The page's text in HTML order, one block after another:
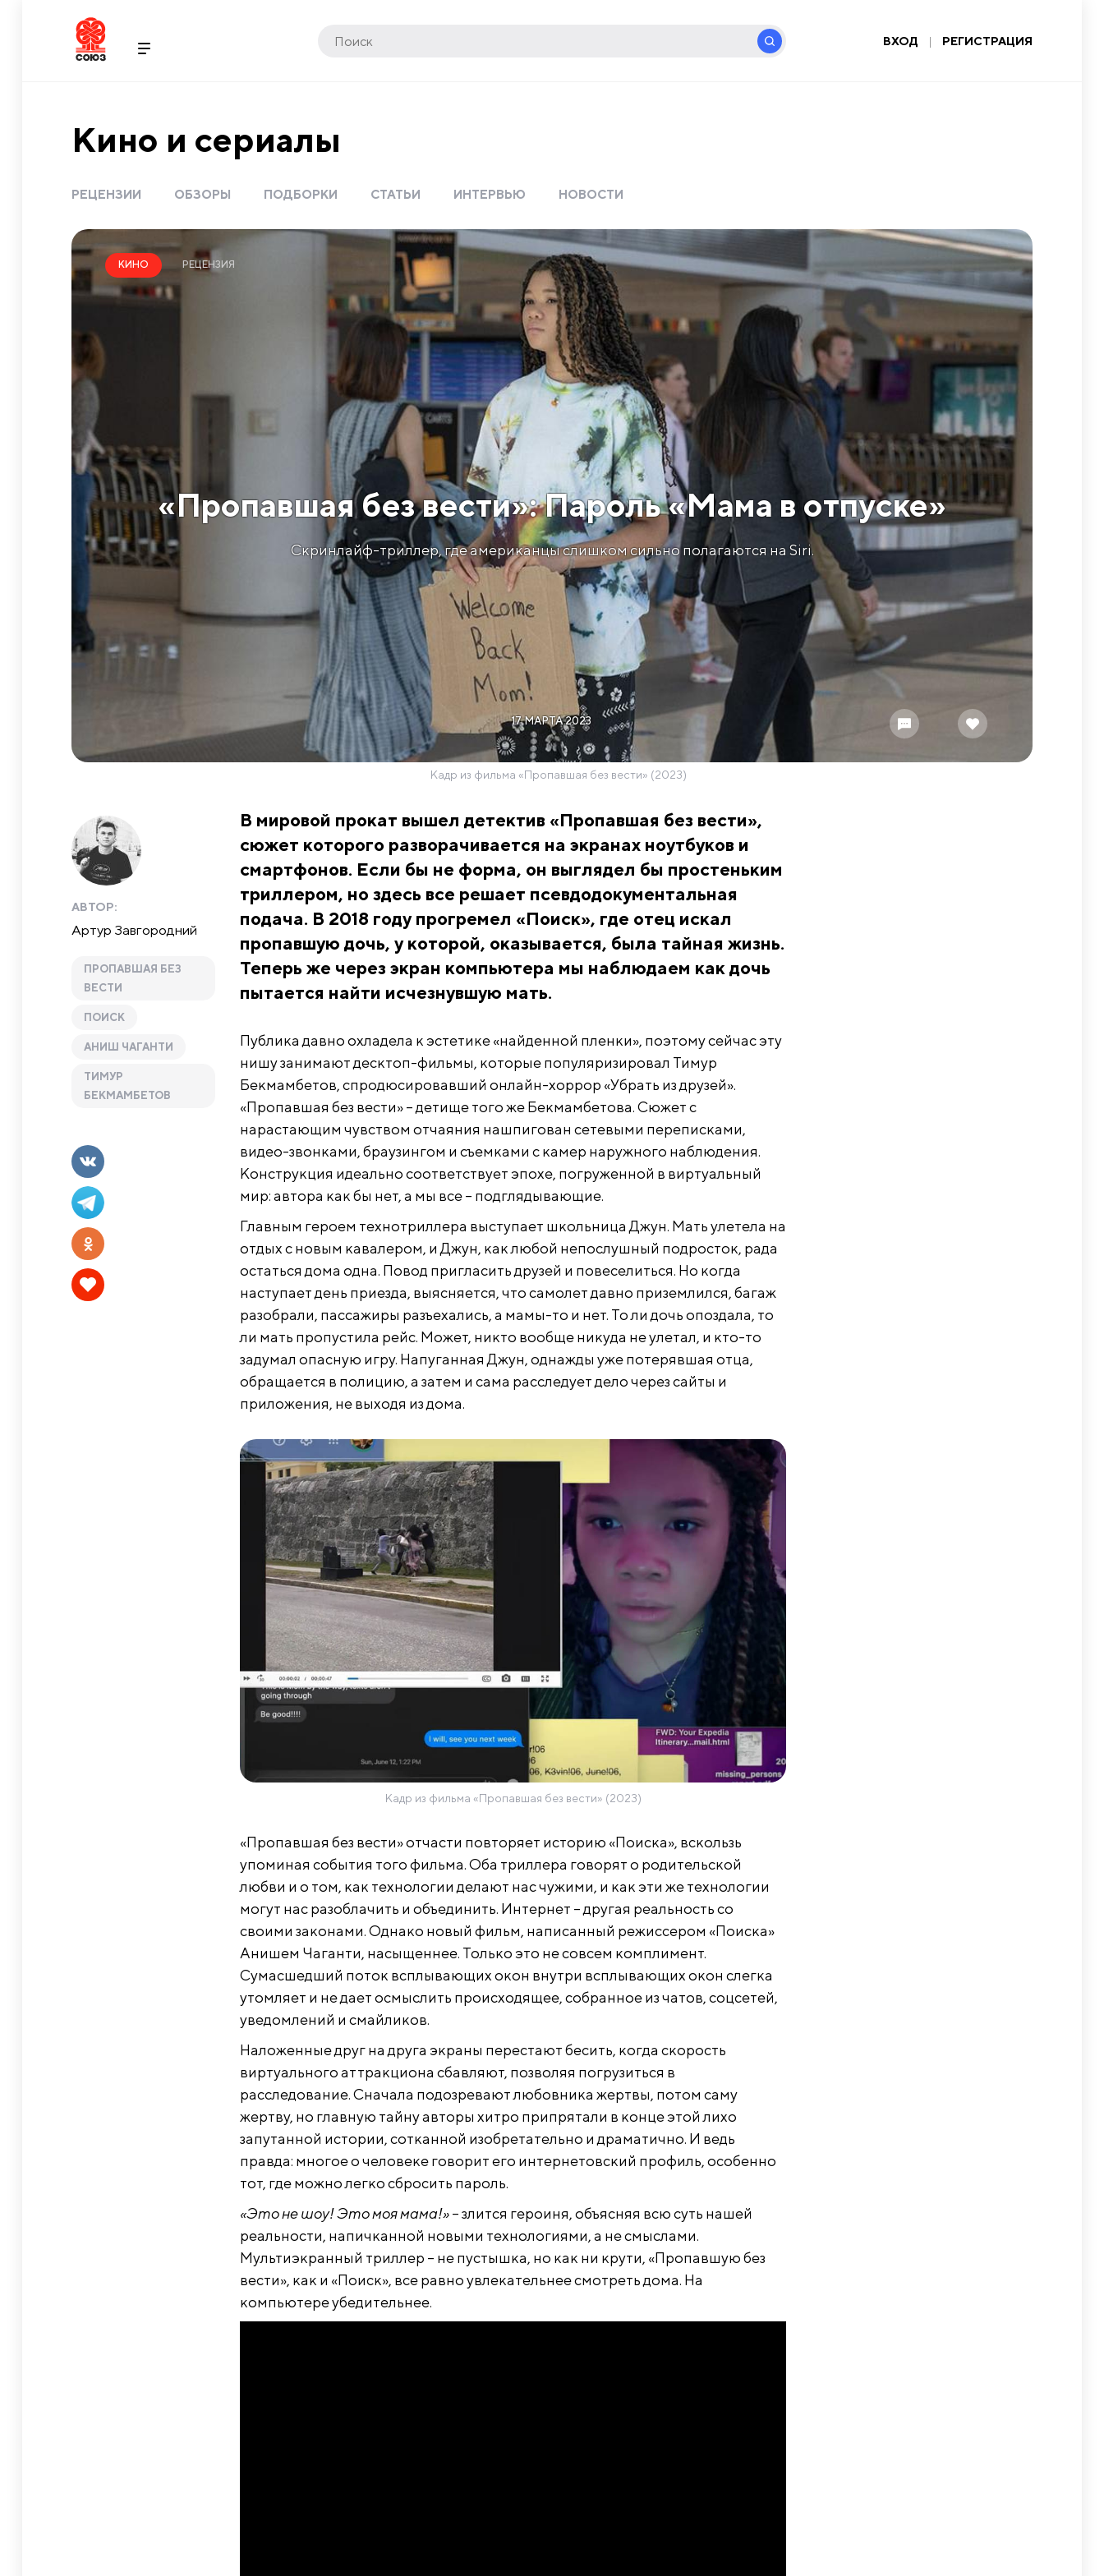
ВХОД | РЕГИСТРАЦИЯ
Кино и сериалы
РЕЦЕНЗИИ ОБЗОРЫ ПОДБОРКИ СТАТЬИ ИНТЕРВЬЮ НОВОСТИ
​«Пропавшая без вести»: Пароль «Мама в отпуске»
Скринлайф-триллер, где американцы слишком сильно полагаются на Siri.
КИНО РЕЦЕНЗИЯ
17 МАРТА 2023
Кадр из фильма «Пропавшая без вести» (2023)
АВТОР:
Артур Завгородний
ПРОПАВШАЯ БЕЗ
ВЕСТИ
ПОИСК
АНИШ ЧАГАНТИ
ТИМУР
БЕКМАМБЕТОВ
В мировой прокат вышел детектив «Пропавшая без вести»,
сюжет которого разворачивается на экранах ноутбуков и
смартфонов. Если бы не форма, он выглядел бы простеньким
триллером, но здесь все решает псевдодокументальная
подача. В 2018 году прогремел «Поиск», где отец искал
пропавшую дочь, у которой, оказывается, была тайная жизнь.
Теперь же через экран компьютера мы наблюдаем как дочь
пытается найти исчезнувшую мать.
Публика давно охладела к эстетике «найденной пленки», поэтому сейчас эту
нишу занимают десктоп-фильмы, которые популяризировал Тимур
Бекмамбетов, спродюсировавший онлайн-хоррор «Убрать из друзей».
«Пропавшая без вести» – детище того же Бекмамбетова. Сюжет с
нарастающим чувством отчаяния нашпигован сетевыми переписками,
видео-звонками, браузингом и съемками с камер наружного наблюдения.
Конструкция идеально соответствует эпохе, погруженной в виртуальный
мир: автора как бы нет, а мы все – подглядывающие.
Главным героем технотриллера выступает школьница Джун. Мать улетела на
отдых с новым кавалером, и Джун, как любой непослушный подросток, рада
остаться дома одна. Повод пригласить друзей и повеселиться. Но когда
наступает день приезда, выясняется, что самолет давно приземлился, багаж
разобрали, пассажиры разъехались, а мамы-то и нет. То ли дочь опоздала, то
ли мать пропустила рейс. Может, никто вообще никуда не улетал, и кто-то
задумал опасную игру. Напуганная Джун, однажды уже потерявшая отца,
обращается в полицию, а затем и сама расследует дело через сайты и
приложения, не выходя из дома.
Кадр из фильма «Пропавшая без вести» (2023)
«Пропавшая без вести» отчасти повторяет историю «Поиска», вскользь
упоминая события того фильма. Оба триллера говорят о родительской
любви и о том, как технологии делают нас чужими, и как эти же технологии
могут нас разоблачить и объединить. Интернет – другая реальность со
своими законами. Однако новый фильм, написанный режиссером «Поиска»
Анишем Чаганти, насыщеннее. Только это не совсем комплимент.
Сумасшедший поток всплывающих окон внутри всплывающих окон слегка
утомляет и не дает осмыслить происходящее, собранное из чатов, соцсетей,
уведомлений и смайликов.
Наложенные друг на друга экраны перестают бесить, когда скорость
виртуального аттракциона сбавляют, позволяя погрузиться в
расследование. Сначала подозревают любовника жертвы, потом саму
жертву, но главную тайну авторы хитро припрятали в конце этой лихо
запутанной истории, сотканной изобретательно и драматично. И ведь
правда: многое о человеке говорит его интернетовский профиль, особенно
тот, где можно легко сбросить пароль.
«Это не шоу! Это моя мама!»– злится героиня, объясняя всю суть нашей
реальности, напичканной новыми технологиями, а не смыслами.
Мультиэкранный триллер – не пустышка, но как ни крути, «Пропавшую без
вести», как и «Поиск», все равно увлекательнее смотреть дома. На
компьютере убедительнее.